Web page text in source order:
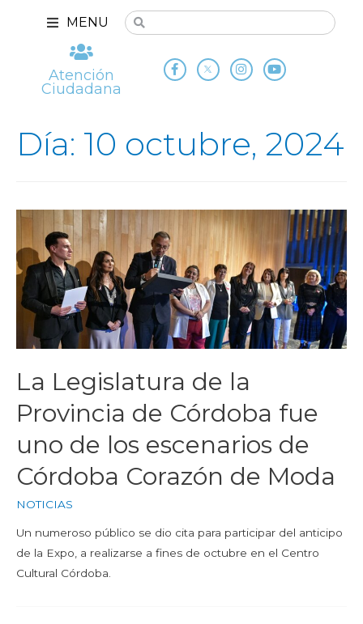
MENU
Atención
Ciudadana
Día: 10 octubre, 2024
La Legislatura de la
Provincia de Córdoba fue
uno de los escenarios de
Córdoba Corazón de Moda
NOTICIAS
Un numeroso público se dio cita para participar del anticipo
de la Expo, a realizarse a fines de octubre en el Centro
Cultural Córdoba.